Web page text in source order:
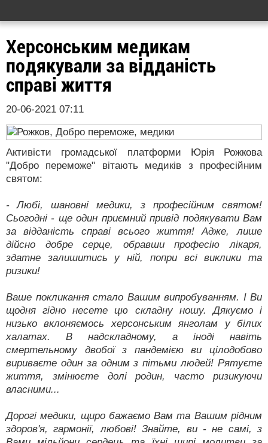
Херсонським медикам
подякували за відданість
справі життя
20-06-2021 07:11
Активісти громадської платформи Юрія Рожкова
"Добро переможе" вітають медиків з професійним
святом:
- Любі, шановні медики, з професійним святом!
Сьогодні - ще один приємний привід подякувати Вам
за відданість справі всього життя! Адже, лише
дійсно добре серце, обравши професію лікаря,
здатне залишитись у ній, попри всі виклики та
ризики!
Ваше покликання стало Вашим випробуванням. І Ви
щодня гідно несете цю складну ношу. Дякуємо і
низько вклоняємось херсонським янголам у білих
халатах. В надскладному, а іноді навіть
смертельному двобої з пандемією ви цілодобово
вириваєте один за одним з пітьми людей! Рятуєте
життя, змінюєте долі родин, часто ризикуючи
власними...
Дорогі медики, щиро бажаємо Вам та Вашим рідним
здоров'я, гармонії, любові! Знайте, ви - не самі, з